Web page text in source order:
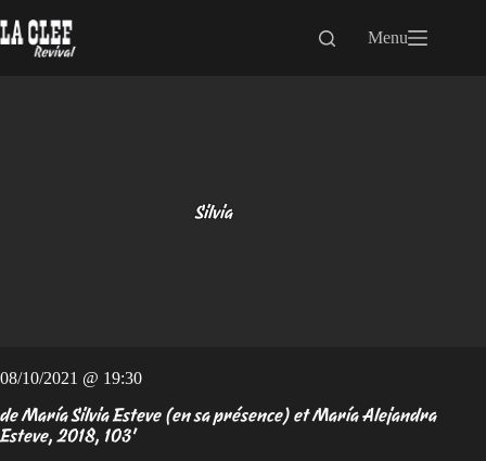
au
contenu
Menu
Silvia
08/10/2021 @ 19:30
de María Silvia Esteve (en sa présence) et María Alejandra
Esteve, 2018, 103'